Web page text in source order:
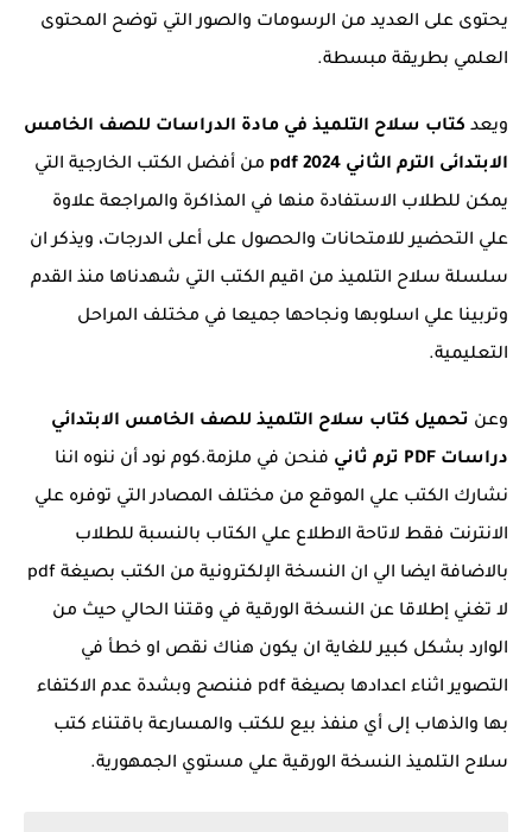
يحتوى على العديد من الرسومات والصور التي توضح المحتوى
العلمي بطريقة مبسطة.
ويعد كتاب سلاح التلميذ في مادة الدراسات للصف الخامس
الابتدائى الترم الثاني 2024 pdf
من أفضل الكتب الخارجية التي
يمكن للطلاب الاستفادة منها في المذاكرة والمراجعة علاوة
علي التحضير للامتحانات والحصول على أعلى الدرجات، ويذكر ان
سلسلة سلاح التلميذ من اقيم الكتب التي شهدناها منذ القدم
وتربينا علي اسلوبها ونجاحها جميعا في مختلف المراحل
التعليمية.
وعن تحميل كتاب سلاح التلميذ للصف الخامس الابتدائي
دراسات PDF ترم ثاني
فنحن في ملزمة.كوم نود أن ننوه اننا
نشارك الكتب علي الموقع من مختلف المصادر التي توفره علي
الانترنت فقط لاتاحة الاطلاع علي الكتاب بالنسبة للطلاب
بالاضافة ايضا الي ان النسخة الإلكترونية من الكتب بصيغة pdf
لا تغني إطلاقا عن النسخة الورقية في وقتنا الحالي حيث من
الوارد بشكل كبير للغاية ان يكون هناك نقص او خطأ في
التصوير اثناء اعدادها بصيغة pdf فننصح وبشدة عدم الاكتفاء
بها والذهاب إلى أي منفذ بيع للكتب والمسارعة باقتناء كتب
سلاح التلميذ النسخة الورقية علي مستوي الجمهورية.